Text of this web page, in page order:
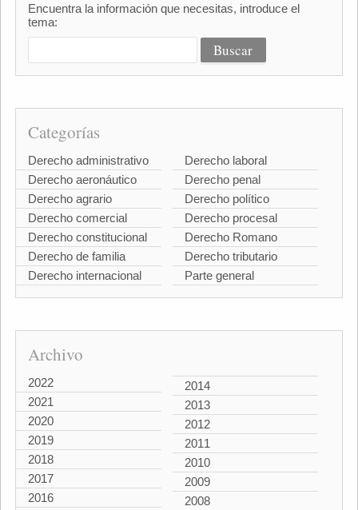
Encuentra la información que necesitas, introduce el
tema:
Categorías
Derecho administrativo
Derecho aeronáutico
Derecho agrario
Derecho comercial
Derecho constitucional
Derecho de familia
Derecho internacional
Derecho laboral
Derecho penal
Derecho político
Derecho procesal
Derecho Romano
Derecho tributario
Parte general
Archivo
2022
2021
2020
2019
2018
2017
2016
2014
2013
2012
2011
2010
2009
2008